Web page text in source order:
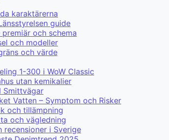
karaktärerna
guide
och schema
och modeller
och värde
1-300 i WoW Classic
utan kemikalier
Smittvägar
Vatten – Symptom och Risker
och tillämpning
och vägledning
recensioner i Sverige